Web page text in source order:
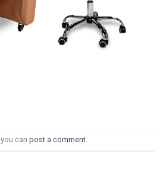
can post a comment.